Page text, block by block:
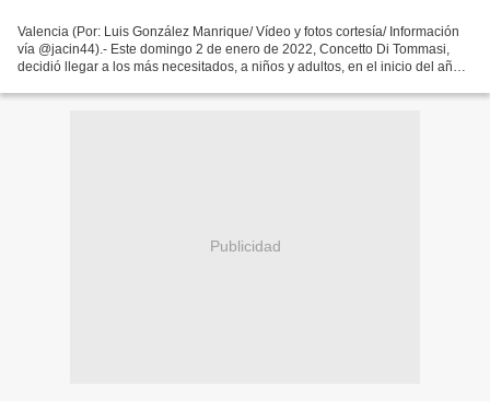
Valencia (Por: Luis González Manrique/ Vídeo y fotos cortesía/ Información
vía @jacin44).- Este domingo 2 de enero de 2022, Concetto Di Tommasi,
decidió llegar a los más necesitados, a niños y adultos, en el inicio del año,
Publicidad